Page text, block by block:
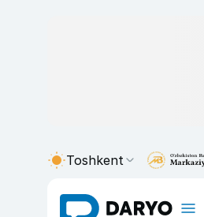
Toshkent